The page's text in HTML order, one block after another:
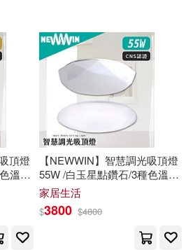
(1)
胡志明(1)
胡玉冰等(1)
陳志芳(1)
(1)
社(1)
頂燈
溫模
【NEWWIN】智慧調光吸頂燈
55W /白玉星點鑽石/3種色溫模
式隨意調光 經典白玉
家居生活
$3800 $4800